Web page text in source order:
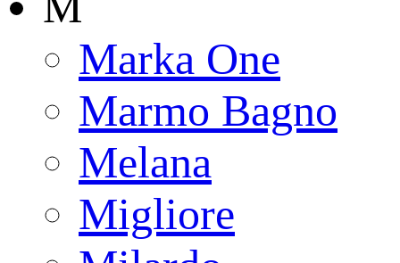
Marka One
Marmo Bagno
Melana
Migliore